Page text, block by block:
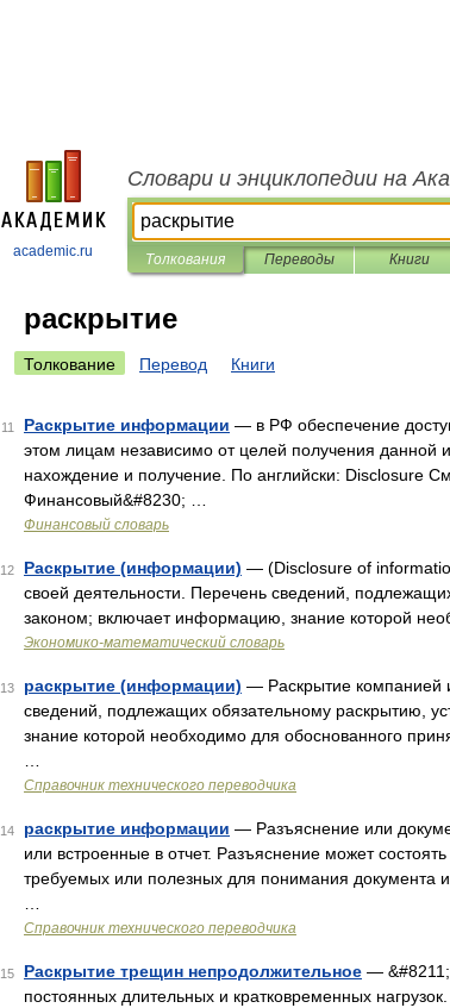
academic.ru
Словари и энциклопедии на
Толкования Переводы Книги
раскрытие
Толкование Перевод Книги
11 Раскрытие информации — в РФ обеспечение
этом лицам независимо от целей получения
нахождение и получение. По английски: Disclosure
Финансовый&#8230; …
Финансовый словарь
12 Раскрытие (информации) — (Disclosure of
своей деятельности. Перечень сведений,
законом; включает информацию, знание которой
Экономико-математический словарь
13 раскрытие (информации) — Раскрытие компанией
сведений, подлежащих обязательному раскрытию,
знание которой необходимо для обоснованного
Справочник технического переводчика
14 раскрытие информации — Разъяснение или
или встроенные в отчет. Разъяснение может
требуемых или полезных для понимания документа
Справочник технического переводчика
15 Раскрытие трещин непродолжительное — &#8211;
посто­янных длительных и кратковременных